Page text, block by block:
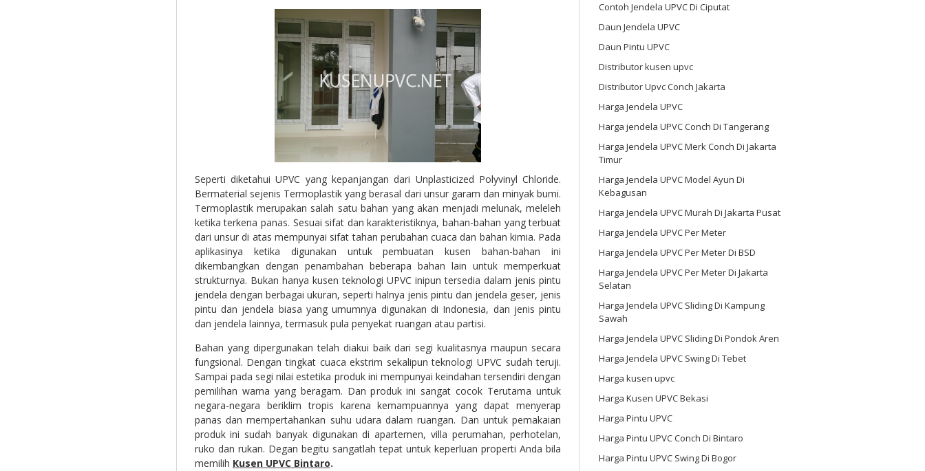
Seperti diketahui UPVC yang kepanjangan dari Unplasticized Polyvinyl Chloride.
Bermaterial sejenis Termoplastik yang berasal dari unsur garam dan minyak bumi.
Termoplastik merupakan salah satu bahan yang akan menjadi melunak, meleleh
ketika terkena panas. Sesuai sifat dan karakteristiknya, bahan-bahan yang terbuat
dari unsur di atas mempunyai sifat tahan perubahan cuaca dan bahan kimia. Pada
aplikasinya ketika digunakan untuk pembuatan kusen bahan-bahan ini
dikembangkan dengan penambahan beberapa bahan lain untuk memperkuat
strukturnya. Bukan hanya kusen teknologi UPVC inipun tersedia dalam jenis pintu
jendela dengan berbagai ukuran, seperti halnya jenis pintu dan jendela geser, jenis
pintu dan jendela biasa yang umumnya digunakan di Indonesia, dan jenis pintu
dan jendela lainnya, termasuk pula penyekat ruangan atau partisi.
Bahan yang dipergunakan telah diakui baik dari segi kualitasnya maupun secara
fungsional. Dengan tingkat cuaca ekstrim sekalipun teknologi UPVC sudah teruji.
Sampai pada segi nilai estetika produk ini mempunyai keindahan tersendiri dengan
pemilihan warna yang beragam. Dan produk ini sangat cocok Terutama untuk
negara-negara beriklim tropis karena kemampuannya yang dapat menyerap
panas dan mempertahankan suhu udara dalam ruangan. Dan untuk pemakaian
produk ini sudah banyak digunakan di apartemen, villa perumahan, perhotelan,
ruko dan rukan. Degan begitu sangatlah tepat untuk keperluan properti Anda bila
memilih Kusen UPVCBintaro.
Contoh Jendela UPVC Di Ciputat
Daun Jendela UPVC
Daun Pintu UPVC
Distributor kusen upvc
Distributor Upvc Conch Jakarta
Harga Jendela UPVC
Harga jendela UPVC Conch Di Tangerang
Harga Jendela UPVC Merk Conch Di Jakarta
Timur
Harga Jendela UPVC Model Ayun Di
Kebagusan
Harga Jendela UPVC Murah Di Jakarta Pusat
Harga Jendela UPVC Per Meter
Harga Jendela UPVC Per Meter Di BSD
Harga Jendela UPVC Per Meter Di Jakarta
Selatan
Harga Jendela UPVC Sliding Di Kampung
Sawah
Harga Jendela UPVC Sliding Di Pondok Aren
Harga Jendela UPVC Swing Di Tebet
Harga kusen upvc
Harga Kusen UPVC Bekasi
Harga Pintu UPVC
Harga Pintu UPVC Conch Di Bintaro
Harga Pintu UPVC Swing Di Bogor